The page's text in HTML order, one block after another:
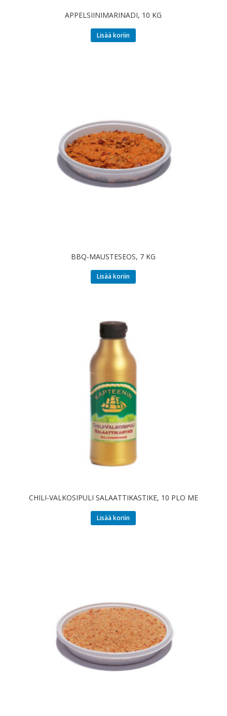
APPELSIINIMARINADI, 10 KG
Lisää koriin
BBQ-MAUSTESEOS, 7 KG
Lisää koriin
CHILI-VALKOSIPULI SALAATTIKASTIKE, 10 PLO ME
Lisää koriin